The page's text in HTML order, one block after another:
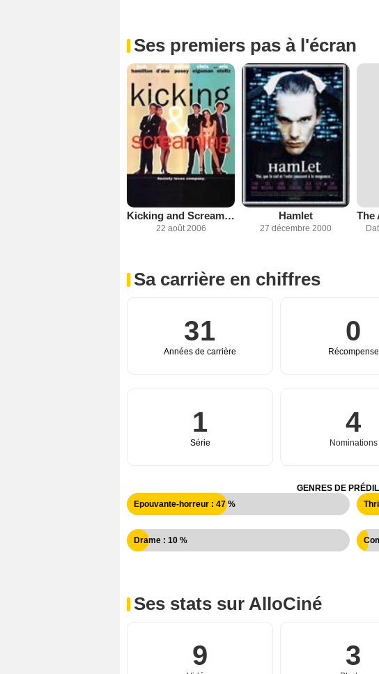
Ses premiers pas à l'écran
Kicking and Screaming
22 août 2006
Hamlet
27 décembre 2000
Sa carrière en chiffres
31
Années de carrière
0
Récompense
1
Série
4
Nominations
GENRES DE
Epouvante-horreur : 47 %
Drame : 10 %
Ses stats sur AlloCiné
9 3